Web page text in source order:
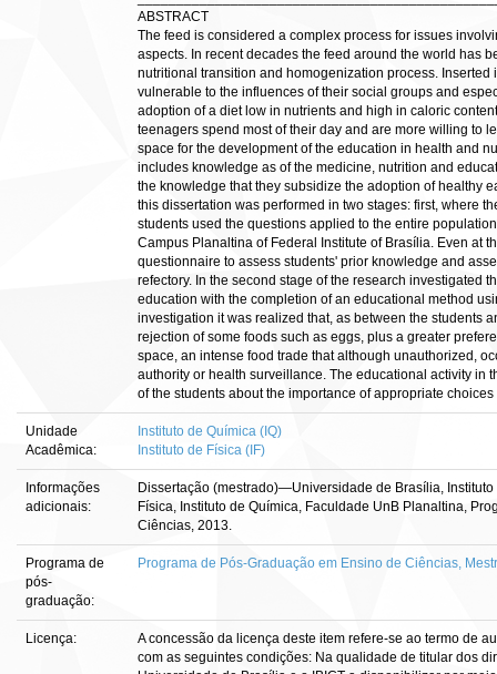
ABSTRACT
The feed is considered a complex process for issues
aspects. In recent decades the feed around the world has
nutritional transition and homogenization process. Inserted
vulnerable to the influences of their social groups and
adoption of a diet low in nutrients and high in caloric
teenagers spend most of their day and are more willing to
space for the development of the education in health and
includes knowledge as of the medicine, nutrition and
the knowledge that they subsidize the adoption of healthy
this dissertation was performed in two stages: first, where
students used the questions applied to the entire
Campus Planaltina of Federal Institute of Brasília. Even at
questionnaire to assess students' prior knowledge and
refectory. In the second stage of the research investigated
education with the completion of an educational method
investigation it was realized that, as between the students
rejection of some foods such as eggs, plus a greater
space, an intense food trade that although unauthorized,
authority or health surveillance. The educational activity in
of the students about the importance of appropriate
Unidade
Acadêmica:
Instituto de Química (IQ)
Instituto de Física (IF)
Informações
adicionais:
Dissertação (mestrado)—Universidade de Brasília,
Física, Instituto de Química, Faculdade UnB Planaltina,
Ciências, 2013.
Programa de
pós-
graduação:
Programa de Pós-Graduação em Ensino de Ciências,
Licença:
A concessão da licença deste item refere-se ao termo de
com as seguintes condições: Na qualidade de titular dos